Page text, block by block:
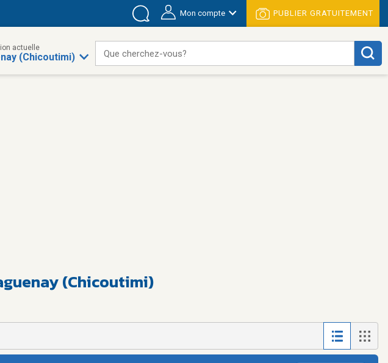
Mon compte PUBLIER GRATUITEMENT
actuelle
(Chicoutimi) Que cherchez-vous?
(Chicoutimi)